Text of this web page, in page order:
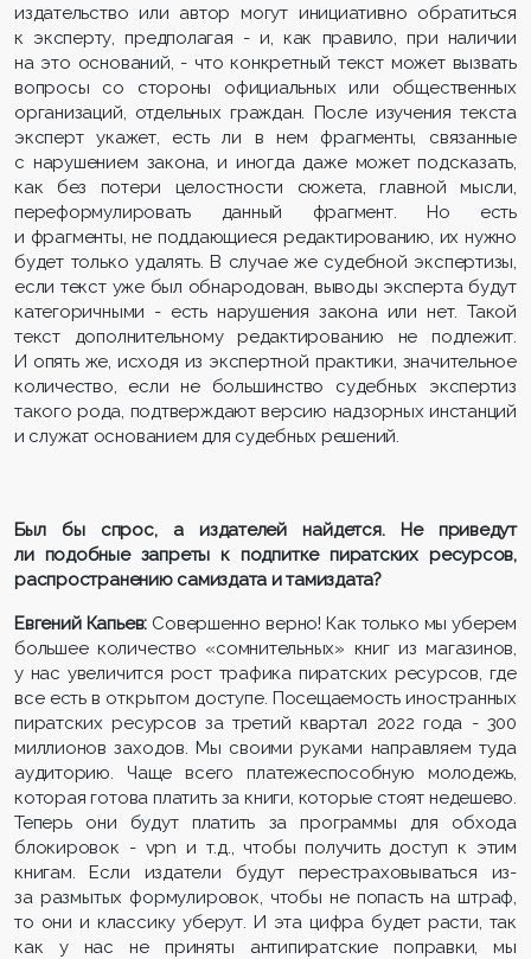
издательство или автор могут инициативно обратиться
к эксперту, предполагая - и, как правило, при наличии
на это оснований, - что конкретный текст может вызвать
вопросы со стороны официальных или общественных
организаций, отдельных граждан. После изучения текста
эксперт укажет, есть ли в нем фрагменты, связанные
с нарушением закона, и иногда даже может подсказать,
как без потери целостности сюжета, главной мысли,
переформулировать данный фрагмент. Но есть
и фрагменты, не поддающиеся редактированию, их нужно
будет только удалять. В случае же судебной экспертизы,
если текст уже был обнародован, выводы эксперта будут
категоричными - есть нарушения закона или нет. Такой
текст дополнительному редактированию не подлежит.
И опять же, исходя из экспертной практики, значительное
количество, если не большинство судебных экспертиз
такого рода, подтверждают версию надзорных инстанций
и служат основанием для судебных решений.
Был бы спрос, а издателей найдется. Не приведут
ли подобные запреты к подпитке пиратских ресурсов,
распространению самиздата и тамиздата?
Евгений Капьев: Совершенно верно! Как только мы уберем
большее количество «сомнительных» книг из магазинов,
у нас увеличится рост трафика пиратских ресурсов, где
все есть в открытом доступе. Посещаемость иностранных
пиратских ресурсов за третий квартал 2022 года - 300
миллионов заходов. Мы своими руками направляем туда
аудиторию. Чаще всего платежеспособную молодежь,
которая готова платить за книги, которые стоят недешево.
Теперь они будут платить за программы для обхода
блокировок - vpn и т.д., чтобы получить доступ к этим
книгам. Если издатели будут перестраховываться из-
за размытых формулировок, чтобы не попасть на штраф,
то они и классику уберут. И эта цифра будет расти, так
как у нас не приняты антипиратские поправки, мы